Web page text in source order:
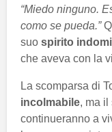
“Miedo ninguno.
como se pueda.”
suo spirito
che aveva con la
La scomparsa di
incolmabile, ma il
continueranno a